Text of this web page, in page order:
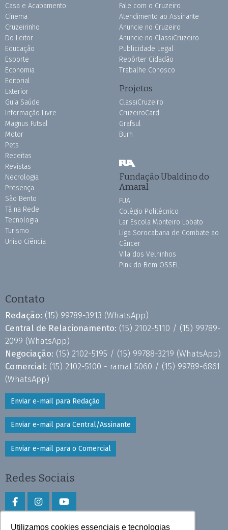
Utilizamos cookies essenciais e tecnologias
Casa e Acabamento
Cinema
Cruzeirinho
Do Leitor
Educação
Esporte
Economia
Editorial
Exterior
Guia Saúde
Informação Livre
Magnus Futsal
Motor
Pets
Receitas
Revistas
Necrologia
Presença
São Bento
Tá na Rede
Tecnologia
Turismo
Uniso Ciência
Fale com o Cruzeiro
Atendimento ao Assinante
Anuncie no Cruzeiro
Anuncie no ClassiCruzeiro
Publicidade Legal
Repórter Cidadão
Trabalhe Conosco
Projetos
ClassiCruzeiro
CruzeiroCard
Grafsul
Burh
Fundação Ubaldino do
Amaral
FUA
Colégio Politécnico
Lar Escola Monteiro Lobato
Liga Sorocabana de Combate ao
Câncer
Vila dos Velhinhos
Pink do Bem OSSEL
Contato
Redação: (15) 99789-3913 (WhatsApp)
Central de Relacionamento: (15) 2102-5110 / (15) 99789-
2099 (WhatsApp)
Negociação: (15) 2102-5195 / (15) 99788-3219 (WhatsApp)
Comercial: (15) 2102-5100 - ramal 5060 / (15) 99789-6861
(WhatsApp)
Enviar e-mail para Redação
Enviar e-mail para Central/Assinante
Enviar e-mail para o Comercial
Redes Sociais